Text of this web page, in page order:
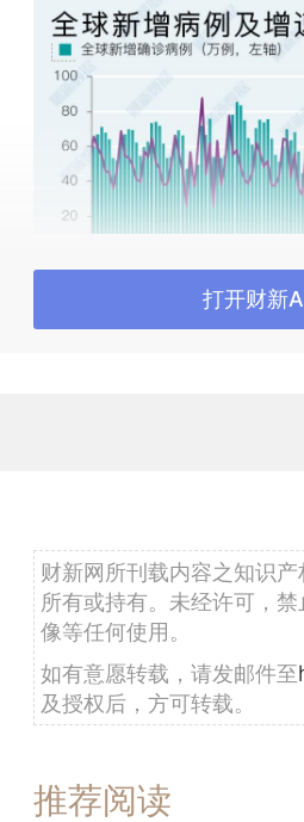
欧洲近期新增确诊数量急
27日）新增确诊152万例，
位，上周（3月21日至3月
增确诊病例突破历史最高
增确诊88万例。美国和加
达到峰值后持续下降，上
洲每周新增确诊数量保持低
打开财新
财新网所刊载内容之知识
所有或持有。未经许可，
像等任何使用。
如有意愿转载，请发邮件至
及授权后，方可转载。
推荐阅读